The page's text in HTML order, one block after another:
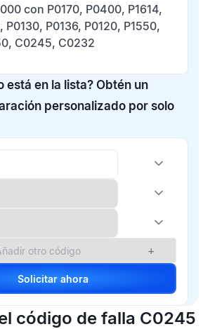
con P0170, P0400, P1614,
P0130, P0136, P0120, P1550,
C0245, C0232
está en la lista? Obtén un
personalizado por solo
+
Solicitar ahora
código de falla C0245